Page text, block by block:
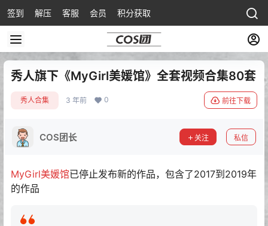
签到 解压 客服 会员 积分获取
秀人旗下《MyGirl美媛馆》全套视频合集80套
秀人合集 3 年前 0 前往下载
COS团长 关注 私信
MyGirl美媛馆已停止发布新的作品，包含了2017到2019年
的作品